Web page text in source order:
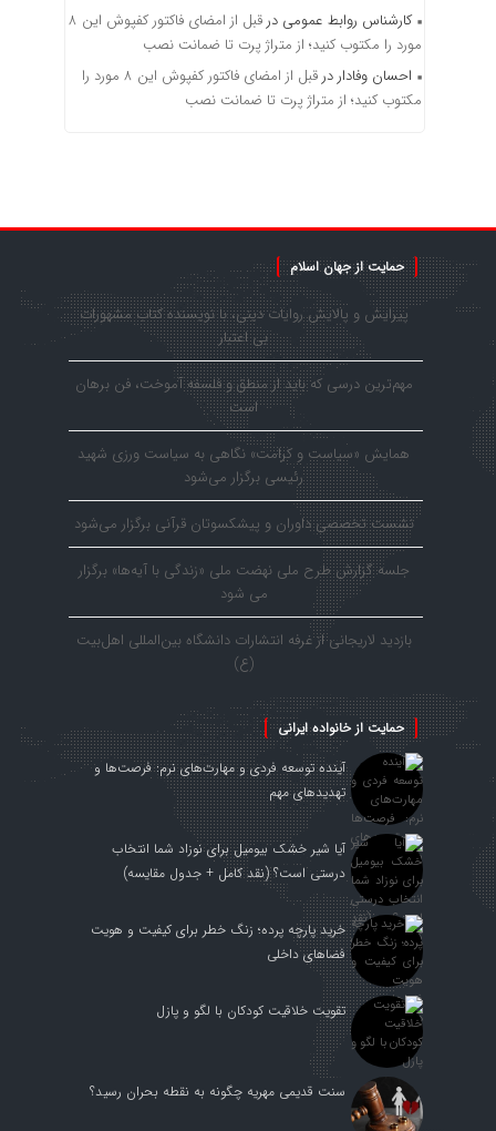
کارشناس روابط عمومی در
قبل از امضای فاکتور کفپوش این ۸
مورد را مکتوب کنید؛ از متراژ پرت تا ضمانت نصب
احسان وفادار در
قبل از امضای فاکتور کفپوش این ۸ مورد را
مکتوب کنید؛ از متراژ پرت تا ضمانت نصب
حمایت از جهان اسلام
پیرایش و پالایش روایات دینی، با نویسنده کتاب مشهورات
بی اعتبار
مهم‌ترین درسی که باید از منطق و فلسفه آموخت، فن برهان
است
همایش «سیاست و کرامت» نگاهی به سیاست ورزی شهید
رئیسی برگزار می‌شود
نشست تخصصی داوران و پیشکسوتان قرآنی برگزار می‌شود
جلسه گزارش طرح ملی نهضت ملی «زندگی با آیه‌ها» برگزار
می شود
بازدید لاریجانی از غرفه انتشارات دانشگاه بین‌المللی اهل‌بیت
(ع)
حمایت از خانواده ایرانی
آینده توسعه فردی و مهارت‌های نرم: فرصت‌ها و
تهدیدهای مهم
آیا شیر خشک بیومیل برای نوزاد شما انتخاب
درستی است؟ (نقد کامل + جدول مقایسه)
خرید پارچه پرده؛ زنگ خطر برای کیفیت و هویت
فضاهای داخلی
تقویت خلاقیت کودکان با لگو و پازل
سنت قدیمی مهریه چگونه به نقطه بحران رسید؟